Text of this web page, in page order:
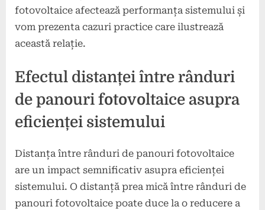
fotovoltaice afectează performanța sistemului și
vom prezenta cazuri practice care ilustrează
această relație.
Efectul distanței între rânduri
de panouri fotovoltaice asupra
eficienței sistemului
Distanța între rânduri de panouri fotovoltaice
are un impact semnificativ asupra eficienței
sistemului. O distanță prea mică între rânduri de
panouri fotovoltaice poate duce la o reducere a